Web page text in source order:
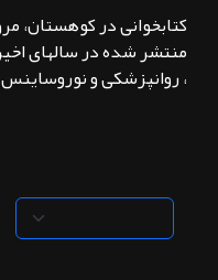
کتابخوانی در کوهستان،
منتشر شده در سالهای
، روانپزشکی و